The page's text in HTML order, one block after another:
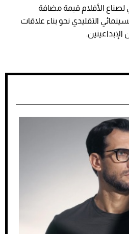
لصناع الأفلام قيمة مضافة
التقليدي نحو بناء علاقات